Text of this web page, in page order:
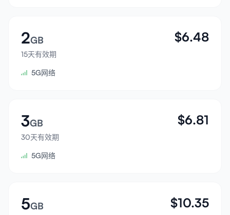
支持
设备兼容性
登录
2GB
15天有效期
$6.48
5G网络
3GB
30天有效期
$6.81
5G网络
5GB $10.35